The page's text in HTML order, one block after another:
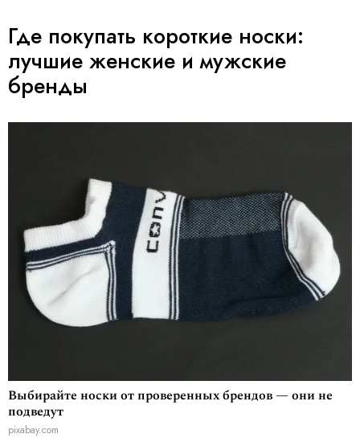
Где покупать короткие носки:
лучшие женские и мужские
бренды
Выбирайте носки от проверенных брендов — они не
подведут
pixabay.com